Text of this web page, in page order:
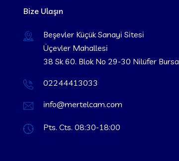
Bize Ulaşın
Beşevler Küçük Sanayi Sitesi
Üçevler Mahallesi
38 Sk 60. Blok No 29-30 Nilüfer Bursa
02244413033
info@mertelcam.com
Pts. Cts. 08:30-18:00